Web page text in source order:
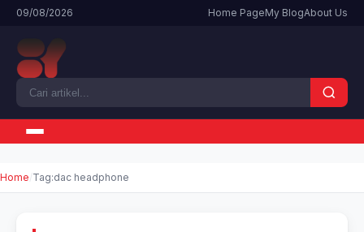
09/08/2026 Home PageMy BlogAbout Us
Home Tag:dac headphone